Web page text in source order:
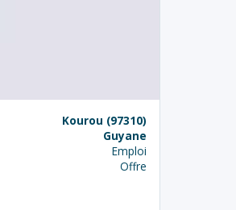
Kourou (97310)
Guyane
Emploi
Offre